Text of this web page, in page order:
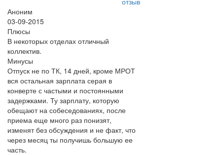
Аноним
03-09-2015
Плюсы
В некоторых отделах отличный
коллектив.
Минусы
Отпуск не по ТК, 14 дней, кроме МРОТ
вся остальная зарплата серая в
конверте с частыми и постоянными
задержками. Ту зарплату, которую
обещают на собеседованиях, после
приема еще много раз понизят,
изменят без обсуждения и не факт, что
через месяц ты получишь большую ее
часть.